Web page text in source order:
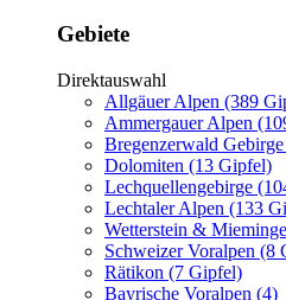
Gebiete
Direktauswahl
Allgäuer Alpen (389
Ammergauer Alpen
Bregenzerwald
Dolomiten (13 Gipfel)
Lechquellengebirge
Lechtaler Alpen (133
Wetterstein &
Schweizer Voralpen (8
Rätikon (7 Gipfel)
Bayrische Voralpen (4)